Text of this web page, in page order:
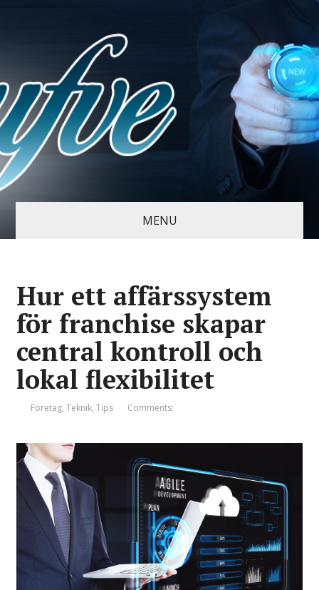
MENU
Hur ett affärssystem
för franchise skapar
central kontroll och
lokal flexibilitet
Företag,Teknik,Tips Comments: